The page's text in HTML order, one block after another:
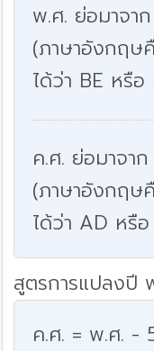
พ.ศ. ย่อมาจา
(ภาษาอังกฤษ
ได้ว่า BE หรือ
ค.ศ. ย่อมาจา
(ภาษาอังกฤษ
ได้ว่า AD หรื
สูตรการแปลงปี
ค.ศ. = พ.ศ. -